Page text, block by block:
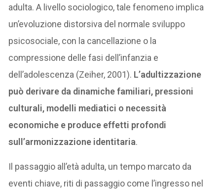
adulta. A livello sociologico, tale fenomeno implica
un’evoluzione distorsiva del normale sviluppo
psicosociale, con la cancellazione o la
compressione delle fasi dell’infanzia e
dell’adolescenza (Zeiher, 2001). L’adultizzazione
può derivare da dinamiche familiari, pressioni
culturali, modelli mediatici o necessità
economiche e produce effetti profondi
sull’armonizzazione identitaria.
Il passaggio all’età adulta, un tempo marcato da
eventi chiave, riti di passaggio come l’ingresso nel